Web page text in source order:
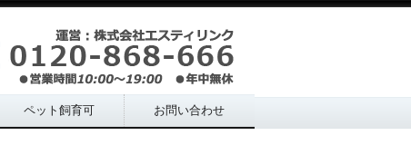
ペット飼育可 お問い合わせ